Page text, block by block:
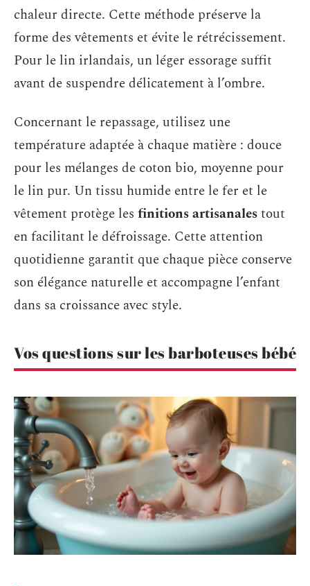
chaleur directe. Cette méthode préserve la
forme des vêtements et évite le rétrécissement.
Pour le lin irlandais, un léger essorage suffit
avant de suspendre délicatement à l’ombre.
Concernant le repassage, utilisez une
température adaptée à chaque matière : douce
pour les mélanges de coton bio, moyenne pour
le lin pur. Un tissu humide entre le fer et le
vêtement protège les finitions artisanalestout
en facilitant le défroissage. Cette attention
quotidienne garantit que chaque pièce conserve
son élégance naturelle et accompagne l’enfant
dans sa croissance avec style.
Vos questions sur les barboteuses bébé